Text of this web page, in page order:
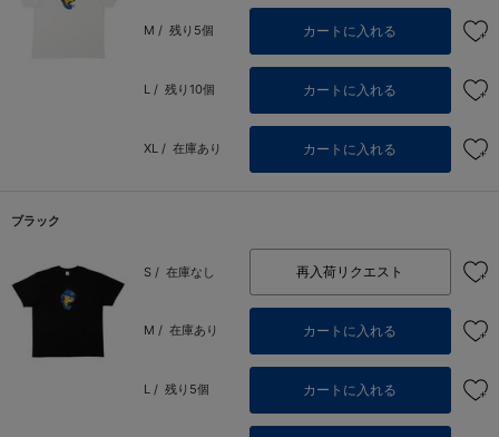
M / 残り5個 カートに入れる
L / 残り10個 カートに入れる
XL / 在庫あり カートに入れる
ブラック
S / 在庫なし 再入荷リクエスト
M / 在庫あり カートに入れる
L / 残り5個 カートに入れる